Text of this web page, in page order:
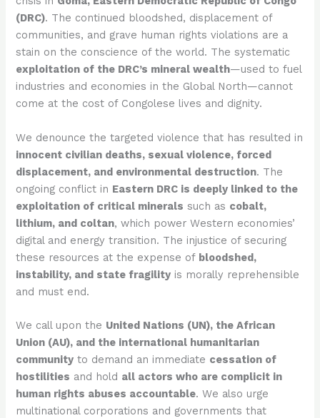
(DRC). The continued bloodshed, displacement of
communities, and grave human rights violations are a
stain on the conscience of the world. The systematic
exploitation of the DRC’s mineral wealth—used to fuel
industries and economies in the Global North—cannot
come at the cost of Congolese lives and dignity.
We denounce the targeted violence that has resulted in
innocent civilian deaths, sexual violence, forced
displacement, and environmental destruction. The
ongoing conflict in Eastern DRC is deeply linked to the
exploitation of critical minerals such as cobalt,
lithium, and coltan, which power Western economies’
digital and energy transition. The injustice of securing
these resources at the expense of bloodshed,
instability, and state fragility is morally reprehensible
and must end.
We call upon the United Nations (UN), the African
Union (AU), and the international humanitarian
community to demand an immediate cessation of
hostilities and hold all actors who are complicit in
human rights abuses accountable. We also urge
multinational corporations and governments that